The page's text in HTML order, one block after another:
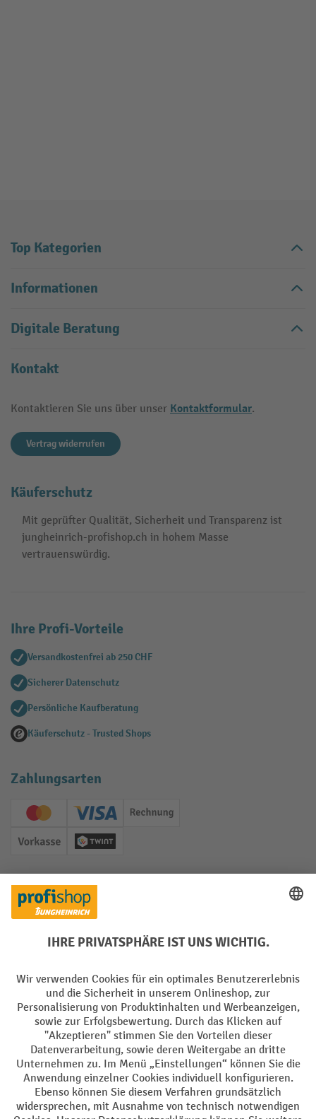
Top Kategorien
Informationen
Digitale Beratung
Kontakt
Kontaktieren Sie uns über unser Kontaktformular.
Vertrag widerrufen
Käuferschutz
Mit geprüfter Qualität, Sicherheit und Transparenz ist
jungheinrich-profishop.ch in hohem Masse
vertrauenswürdig.
Ihre Profi-Vorteile
Versandkostenfrei ab 250 CHF
Sicherer Datenschutz
Persönliche Kaufberatung
Käuferschutz - Trusted Shops
Zahlungsarten
Creditcard (Master)Creditcard (Visa)
Rechnung
Vorkasse Twint
Soziale Netzwerke
Facebook
YouTube
LinkedInInstagram
Sprachen
DE FR
AGB Impressum Datenschutz Privacy Settings
Alle Preise exkl. gesetzl. Mehrwertsteuer zzgl.Versandkostenund ggf.
Nachnahmegebühren, wenn nicht anders angegeben.